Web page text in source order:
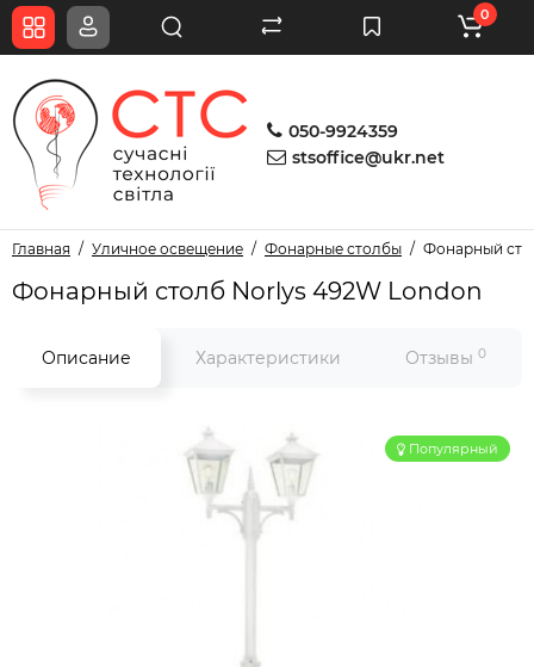
050-9924359
stsoffice@ukr.net
0
Главная Уличное освещение Фонарные столбы Фонарный
Фонарный столб Norlys 492W London
Описание Характеристики Отзывы 0
Популярный